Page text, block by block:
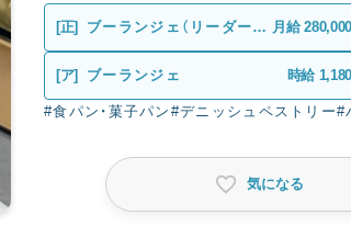
[正]
ブーランジェ（リーダー候
補）
月給
[ア] ブーランジェ 時給
#食パン・菓子パン #デニッシュペストリー#
気になる